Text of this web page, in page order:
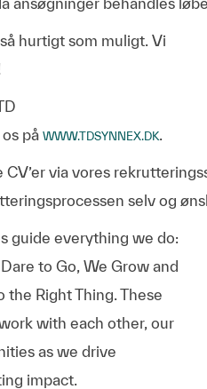
hurtigt som muligt. Vi
på WWW.TDSYNNEX.DK.
via vores
selv og
guide everything we do:
to Go, We Grow and
the Right Thing. These
with each other, our
as we drive
impact.